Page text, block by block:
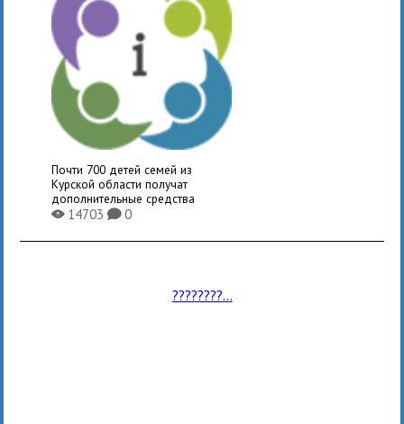
Почти 700 детей семей из
Курской области получат
дополнительные средства
X14703K0
????????...